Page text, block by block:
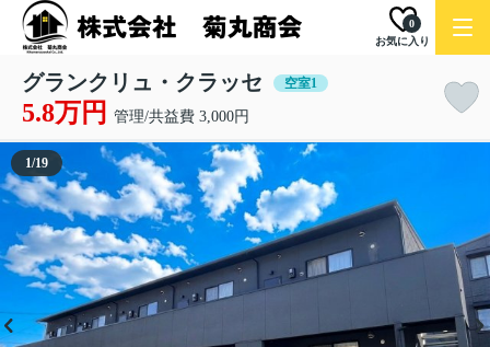
お気に入り
0
グランクリュ・クラッセ 空室1
5.8万円 管理/共益費 3,000円
1/19